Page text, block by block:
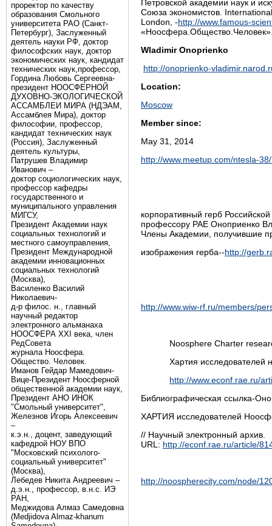
проректор по качеству
образования Смольного
университета РАО (Санкт-
Петербург), Заслуженный
деятель науки РФ, доктор
философских наук, доктор
экономических наук, кандидат
технических наук,профессор,
Гордина Любовь Сергеевна-
президент НООСФЕРНОЙ
ДУХОВНО-ЭКОЛОГИЧЕСКОЙ
АССАМБЛЕИ МИРА (НДЭАМ,
Ассамблея Мира), доктор
философии, профессор,
кандидат технических наук
(Россия), Заслуженный
деятель культуры,
Патрушев Владимир
Иванович –
доктор социологических наук,
профессор кафедры
государственного и
муниципального управления
МИГСУ,
Президент Академии наук
социальных технологий и
местного самоуправления,
Президент Международной
академии инновационных
социальных технологий
(Москва),
Василенко Василий
Николаевич-
д-р филос. н., главный
научный редактор
электронного альманаха
НООСФЕРА XXI века, член
РедСовета
журнала Ноосфера.
Общество. Человек.
Иманов Гейдар Мамедович-
Вице-Президент Ноосферной
общественной академии наук,
Президент АНО ИНОК
"Смольный университет",
Железнов Игорь Алексеевич
–
к.э.н., доцент, заведующий
кафедрой НОУ ВПО
"Московский психолого-
социальный университет"
(Москва),
Лебедев Никита Андреевич –
д.э.н., профессор, в.н.с. ИЭ
РАН,
Меджидова Алмаз Самедовна
(Medjidova Almaz-khanum
Петровской академии наук и
Союза экономистов.
London, -http://www.famous-
Wladimir Onoprienko
http://onoprienko-
Location:
Moscow
Member since:
May 31, 2014
http://www.meetup.com/ntesla-
корпоративный герб
профессору РАЕ Оноприенко
Члены Академии, получившие
изображения герба--http://
http://www.wiw-rf.ru/members/
Noosphere Charter
Хартия исследователей
http://www.econf.rae.ru/
Библиографическая ссылка-
ХАРТИЯ исследователей
// Научный электронный архив.
URL: http://econf.rae.ru/article/
http://noospherecity.com/node/